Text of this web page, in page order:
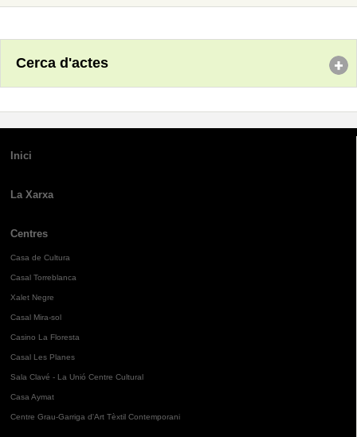
Cerca d'actes
Inici
La Xarxa
Centres
Casa de Cultura
Casal Torreblanca
Xalet Negre
Casal Mira-sol
Casino La Floresta
Casal Les Planes
Sala Clavé - La Unió Centre Cultural
Casa Aymat
Centre Grau-Garriga d'Art Tèxtil Contemporani